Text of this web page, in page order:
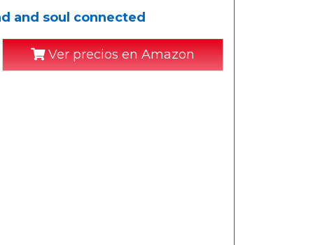
and soul connected
Ver precios en Amazon